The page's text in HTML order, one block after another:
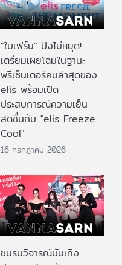
"ใบเฟิร์น" ปังไม่หยุด!
เตรียมเผยโฉมในฐานะ
พรีเซ็นเตอร์คนล่าสุดของ
elis พร้อมเปิด
ประสบการณ์ความเย็น
สดชื่นกับ "elis Freeze
Cool"
16 กรกฎาคม 2026
ชมรมวิจารณ์บันเทิง